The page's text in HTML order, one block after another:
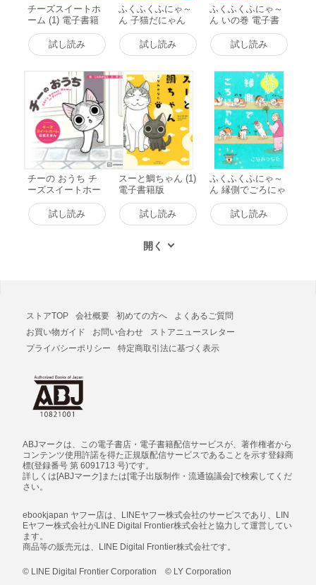
チーズスイートホ
ーム (1) 電子書籍
試し読み
ふくふくふにゃ～
ん 子猫だにゃん
電子書籍版
試し読み
ふくふくふにゃ～
ん いの巻 電子書
籍版
試し読み
チーの おうち チ
ーズスイートホー
ム 公式えほん 電
子書籍版試し読み
スーと鯛ちゃん (1)
電子書籍版
試し読み
ふくふくふにゃ～
ん 縁側でごろにゃ
ん 電子書籍版
試し読み
ストアTOP 会社概要 初めての方へ
よくあるご質問
お買い物ガイド
お問い合わせ
ストアニュースレター
プライバシーポリシー
特定商取引法に基づく表示
ABJマークは、この電子書店・電子書籍配信サービスが、著作権者から
コンテンツ使用許諾を得た正規版配信サービスであることを示す登録商
標(登録番号 第 6091713 号)です。
詳しくは[ABJマーク]または[電子出版制作・流通協議会]で検索してくだ
さい。
ebookjapan ヤフー店は、LINEヤフー株式会社のサービスであり、LIN
Eヤフー株式会社がLINE Digital Frontier株式会社と協力して運営してい
ます。
商品等の販売元は、LINE Digital Frontier株式会社です。
© LINE Digital Frontier Corporation © LY Corporation